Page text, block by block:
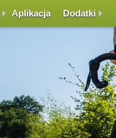
Aplikacja Dodatki